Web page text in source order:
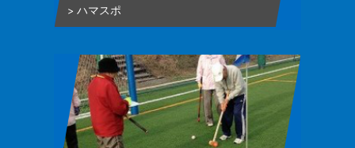
ハマスポ